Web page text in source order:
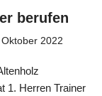
berufen
2022
1. Herren Trainer